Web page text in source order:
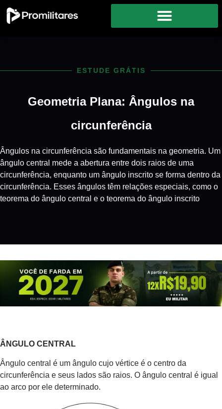
ESTUDE GRÁTIS
Geometria Plana: Ângulos na
circunferência
Ângulos na circunferência são fundamentais na geometria. Um
ângulo central mede a abertura entre dois raios de uma
circunferência, enquanto um ângulo inscrito se forma dentro da
circunferência. Esses ângulos têm relações especiais, como o
teorema do ângulo central e o teorema do ângulo inscrito
ÂNGULO CENTRAL
Ângulo central é um ângulo cujo vértice é o centro da
circunferência e seus lados são raios. O ângulo central é igual
ao arco por ele determinado.